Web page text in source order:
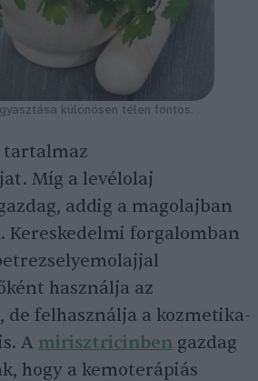
különösen télen fontos.
tartalmaz
Míg a levélolaj
addig a magolajban
Kereskedelmi forgalomban
használja az
de felhasználja a kozmetika-
A mirisztricinben gazdag
hogy a kemoterápiás